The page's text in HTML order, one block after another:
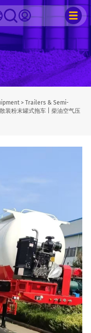
> Trailers & Semi-
装粉末罐式拖车 | 柴油空气压